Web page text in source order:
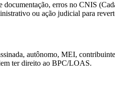
erros no CNIS
ou ação judicial para
autônomo, MEI,
ter direito ao BPC/LOAS.